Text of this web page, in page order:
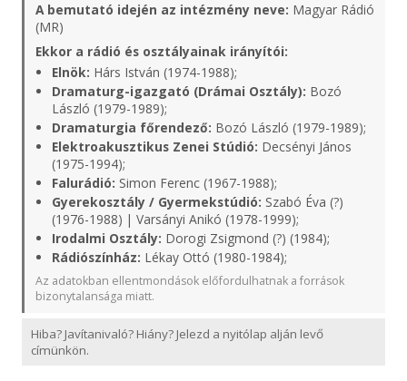
A bemutató idején az intézmény neve: Magyar Rádió
(MR)
Ekkor a rádió és osztályainak irányítói:
Elnök: Hárs István (1974-1988);
Dramaturg-igazgató (Drámai Osztály): Bozó
László (1979-1989);
Dramaturgia főrendező: Bozó László (1979-1989);
Elektroakusztikus Zenei Stúdió: Decsényi János
(1975-1994);
Falurádió: Simon Ferenc (1967-1988);
Gyerekosztály / Gyermekstúdió: Szabó Éva (?)
(1976-1988) | Varsányi Anikó (1978-1999);
Irodalmi Osztály: Dorogi Zsigmond (?) (1984);
Rádiószínház: Lékay Ottó (1980-1984);
Az adatokban ellentmondások előfordulhatnak a források
bizonytalansága miatt.
Hiba? Javítanivaló? Hiány? Jelezd a nyitólap alján levő
címünkön.